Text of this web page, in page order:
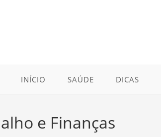
INÍCIO SAÚDE DICAS
e Finanças